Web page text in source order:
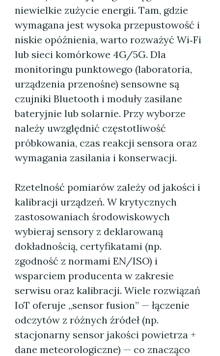
niewielkie zużycie energii. Tam, gdzie
wymagana jest wysoka przepustowość i
niskie opóźnienia, warto rozważyć Wi‑Fi
lub sieci komórkowe 4G/5G. Dla
monitoringu punktowego (laboratoria,
urządzenia przenośne) sensowne są
czujniki Bluetooth i moduły zasilane
bateryjnie lub solarnie. Przy wyborze
należy uwzględnić częstotliwość
próbkowania, czas reakcji sensora oraz
wymagania zasilania i konserwacji.
Rzetelność pomiarów zależy od jakości i
kalibracji urządzeń. W krytycznych
zastosowaniach środowiskowych
wybieraj sensory z deklarowaną
dokładnością, certyfikatami (np.
zgodność z normami EN/ISO) i
wsparciem producenta w zakresie
serwisu oraz kalibracji. Wiele rozwiązań
IoT oferuje „sensor fusion” — łączenie
odczytów z różnych źródeł (np.
stacjonarny sensor jakości powietrza +
dane meteorologiczne) — co znacząco